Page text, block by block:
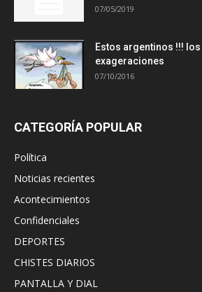
07/05/2019
Estos argentinos !!!
exageraciones
07/10/2016
CATEGORÍA POPULAR
Política
Noticias recientes
Acontecimientos
Confidenciales
DEPORTES
CHISTES DIARIOS
PANTALLA Y DIAL